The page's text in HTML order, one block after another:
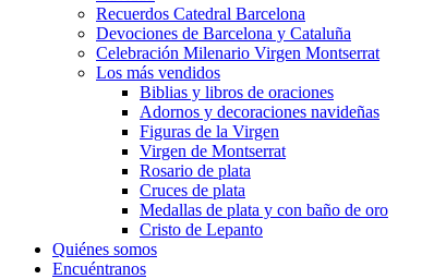
Recuerdos Catedral Barcelona
Devociones de Barcelona y Cataluña
Celebración Milenario Virgen Montserrat
Los más vendidos
Biblias y libros de oraciones
Adornos y decoraciones navideñas
Figuras de la Virgen
Virgen de Montserrat
Rosario de plata
Cruces de plata
Medallas de plata y con baño de oro
Cristo de Lepanto
Quiénes somos
Encuéntranos